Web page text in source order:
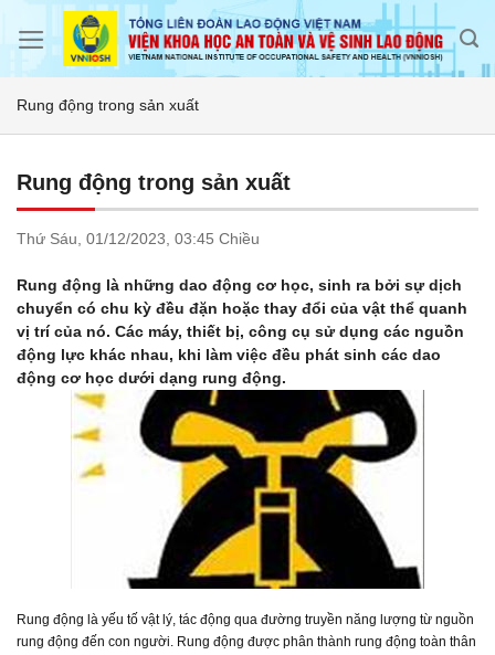
Rung động trong sản xuất
Rung động trong sản xuất
Thứ Sáu, 01/12/2023, 03:45 Chiều
Rung động là những dao động cơ học, sinh ra bởi sự dịch
chuyển có chu kỳ đều đặn hoặc thay đổi của vật thể quanh
vị trí của nó. Các máy, thiết bị, công cụ sử dụng các nguồn
động lực khác nhau, khi làm việc đều phát sinh các dao
động cơ học dưới dạng rung động.
Rung động là yếu tố vật lý, tác động qua đường truyền năng lượng từ nguồn
rung động đến con người. Rung động được phân thành rung động toàn thân